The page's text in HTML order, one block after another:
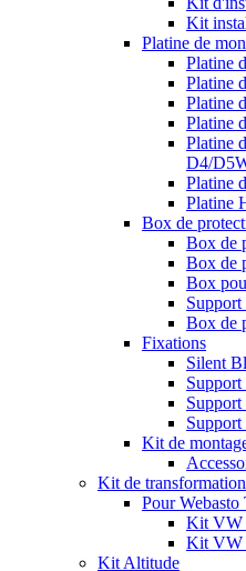
Kit
Platine de
Platine
Platine
Platine
Platine
Platine
D4/
Platine
Platine
Box de
Box de
Box de
Box
Box de
Fixations
Silent
Support
Support
Support
Kit de
Kit de transformation
Pour
Kit VW
Kit VW
Kit Altitude